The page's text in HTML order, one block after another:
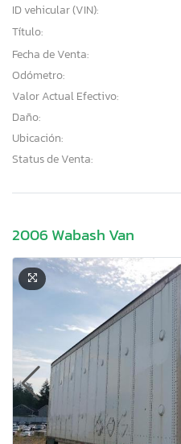
ID vehicular (VIN):
Título:
Fecha de Venta:
Odómetro:
Valor Actual Efectivo:
Daño:
Ubicación:
Status de Venta:
2006 Wabash Van